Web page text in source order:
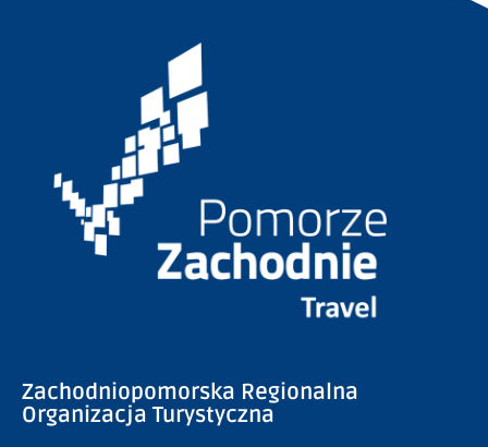
Zachodniopomorska Regionalna
Organizacja Turystyczna